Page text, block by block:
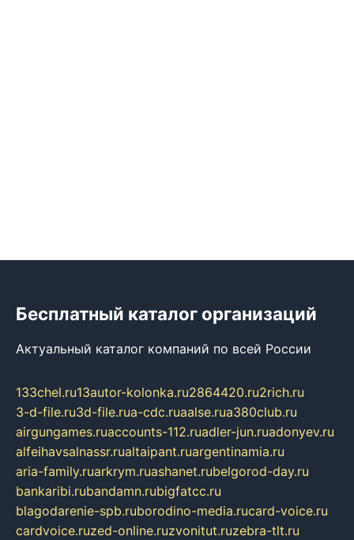
Бесплатный каталог организаций
Актуальный каталог компаний по всей России
133chel.ru13autor-kolonka.ru2864420.ru2rich.ru
3-d-file.ru3d-file.rua-cdc.ruaalse.rua380club.ru
airgungames.ruaccounts-112.ruadler-jun.ruadonyev.ru
alfeihavsalnassr.rualtaipant.ruargentinamia.ru
aria-family.ruarkrym.ruashanet.rubelgorod-day.ru
bankaribi.rubandamn.rubigfatcc.ru
blagodarenie-spb.ruborodino-media.rucard-voice.ru
cardvoice.ruzed-online.ruzvonitut.ruzebra-tlt.ru